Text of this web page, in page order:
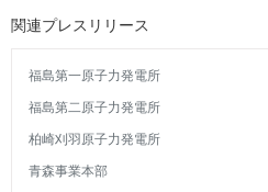
関連プレスリリース
福島第一原子力発電所
福島第二原子力発電所
柏崎刈羽原子力発電所
青森事業本部